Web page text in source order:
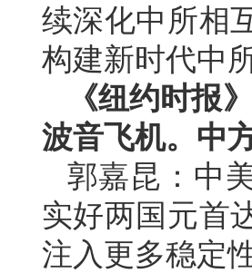
续深化中所相
构建新时代中
《纽约时报
波音飞机。中
郭嘉昆：中
实好两国元首
注入更多稳定性